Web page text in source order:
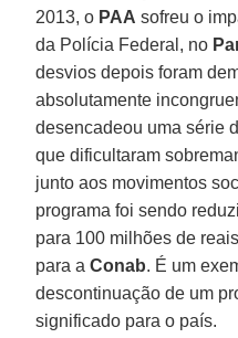
2013, o PAA sofreu o
da Polícia Federal, no
desvios depois foram
absolutamente
desencadeou uma série
que dificultaram
junto aos movimentos
programa foi sendo
para 100 milhões de
para aConab. É um
descontinuação de um
significado para o país.